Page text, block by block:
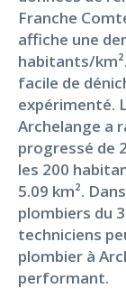
Franche
affiche une
habitants/
facile de
expérimenté.
Archelange a
progressé de
les 200
5.09 km².
plombiers du
techniciens
plombier à
performant.